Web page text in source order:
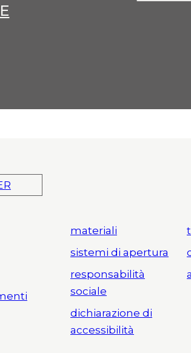
materiali
sistemi di apertura
responsabilità
sociale
dichiarazione di
accessibilità